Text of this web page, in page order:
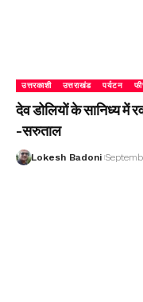
उत्तरकाशी उत्तराखंड पर्यटन
देव डोलियों के सानिध्य में
-सरुताल
Lokesh Badoni